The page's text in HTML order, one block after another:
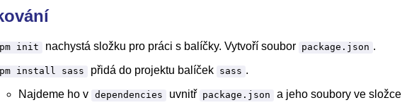
init nachystá složku pro práci s balíčky. Vytvoří soubor package.json .
install sass přidá do projektu balíček sass .
Najdeme ho v dependencies uvnitř package.json a jeho soubory ve složce